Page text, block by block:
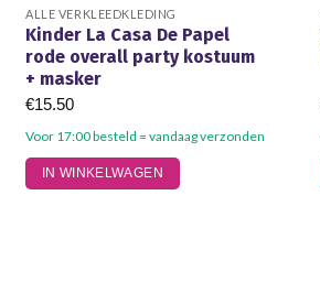
ALLE VERKLEEDKLEDING
Kinder La Casa De Papel
rode overall party kostuum
+ masker
Voor 17:00 besteld = vandaag verzonden
€15.50
IN WINKELWAGEN
Dit
product